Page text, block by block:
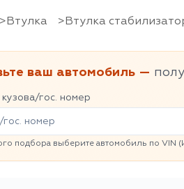
Втулка Втулка
ваш автомобиль —
гос. номер
подбора выберите автомобиль по VIN